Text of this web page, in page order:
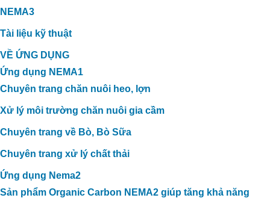
NEMA3
Tài liệu kỹ thuật
VỀ ỨNG DỤNG
Ứng dụng NEMA1
Chuyên trang chăn nuôi heo, lợn
Xử lý môi trường chăn nuôi gia cầm
Chuyên trang về Bò, Bò Sữa
Chuyên trang xử lý chất thải
Ứng dụng Nema2
Sản phẩm Organic Carbon NEMA2 giúp tăng khả năng